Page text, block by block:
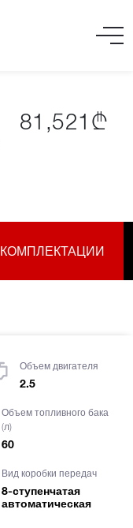
81,521₾
КОМПЛЕКТАЦИИ
Объем двигателя
2.5
Объем топливного бака
(л)
60
Вид коробки передач
8-ступенчатая
автоматическая